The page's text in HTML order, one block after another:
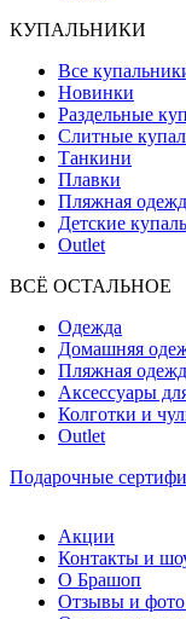
КУПАЛЬНИКИ
Все
Новинки
Раздельные
Слитные
Танкини
Плавки
Пляжная
Детские
Outlet
ВCЁ ОСТАЛЬНОЕ
Одежда
Домашняя
Пляжная
Аксессуары
Колготки и
Outlet
Подарочные
Акции
Контакты и
О Брашоп
Отзывы и фото